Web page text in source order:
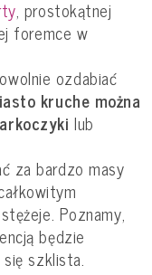
, prostokątnej
foremce w
ozdabiać
kruche można
lub
za bardzo masy
Poznamy,
będzie
szklista.